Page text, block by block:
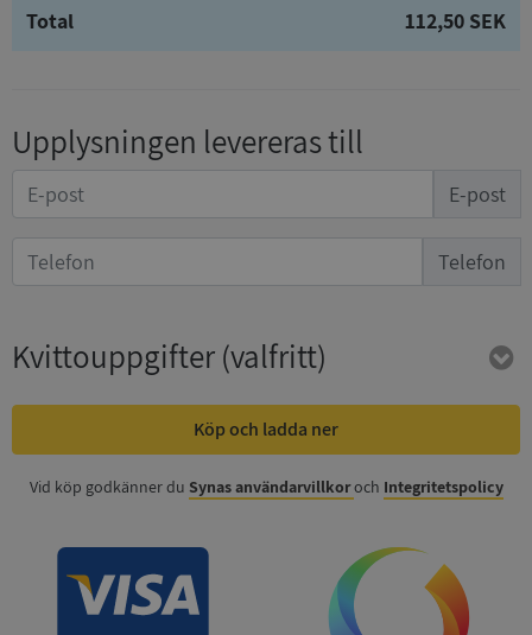
Total 112,50 SEK
Upplysningen levereras till
E-post
Telefon
Kvittouppgifter(valfritt)
Köp och ladda ner
Vid köp godkänner du Synas användarvillkoroch Integritetspolicy